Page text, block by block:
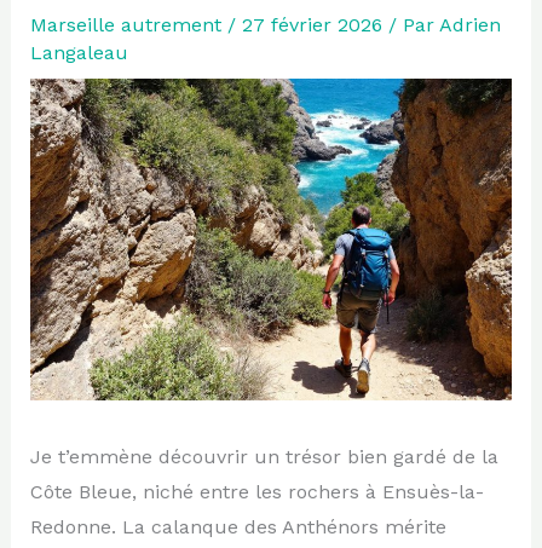
Marseille autrement/ 27 février 2026 / Par Adrien
Langaleau
Je t’emmène découvrir un trésor bien gardé de la
Côte Bleue, niché entre les rochers à Ensuès-la-
Redonne. La calanque des Anthénors mérite